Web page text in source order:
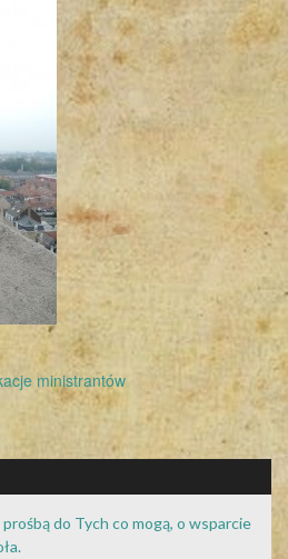
ministrantów
do Tych co mogą, o wsparcie